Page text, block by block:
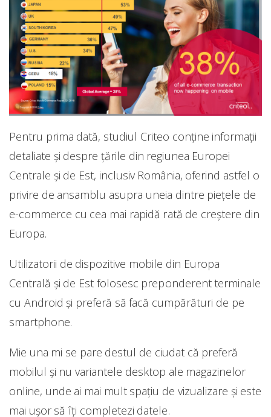
Pentru prima dată, studiul Criteo conține informații
detaliate și despre țările din regiunea Europei
Centrale și de Est, inclusiv România, oferind astfel o
privire de ansamblu asupra uneia dintre piețele de
e-commerce cu cea mai rapidă rată de creștere din
Europa.
Utilizatorii de dispozitive mobile din Europa
Centrală și de Est folosesc preponderent terminale
cu Android și preferă să facă cumpărături de pe
smartphone.
Mie una mi se pare destul de ciudat că preferă
mobilul și nu variantele desktop ale magazinelor
online, unde ai mai mult spațiu de vizualizare și este
mai ușor să îți completezi datele.